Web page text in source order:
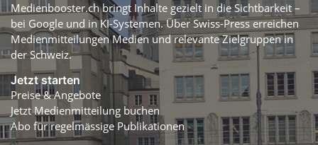
Medienbooster.ch bringt Inhalte gezielt in die Sichtbarkeit –
bei Google und in KI-Systemen. Über Swiss-Press erreichen
Medienmitteilungen Medien und relevante Zielgruppen in
der Schweiz.
Jetzt starten
Preise & Angebote
Jetzt Medienmitteilung buchen
Abo für regelmässige Publikationen